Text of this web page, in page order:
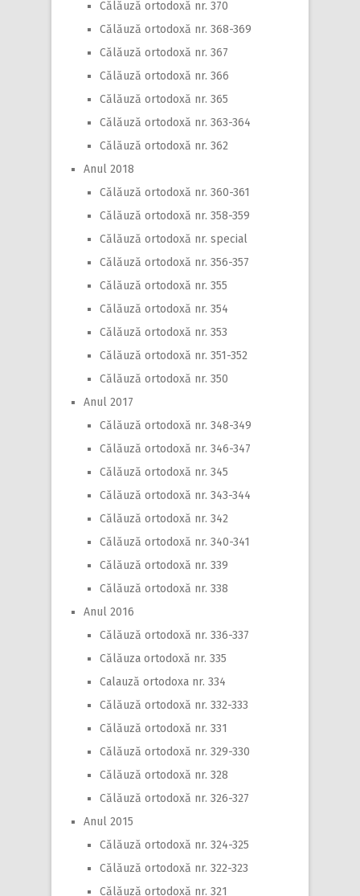
Călăuză ortodoxă nr. 370
Călăuză ortodoxă nr. 368-369
Călăuză ortodoxă nr. 367
Călăuză ortodoxă nr. 366
Călăuză ortodoxă nr. 365
Călăuză ortodoxă nr. 363-364
Călăuză ortodoxă nr. 362
Anul 2018
Călăuză ortodoxă nr. 360-361
Călăuză ortodoxă nr. 358-359
Călăuză ortodoxă nr. special
Călăuză ortodoxă nr. 356-357
Călăuză ortodoxă nr. 355
Călăuză ortodoxă nr. 354
Călăuză ortodoxă nr. 353
Călăuză ortodoxă nr. 351-352
Călăuză ortodoxă nr. 350
Anul 2017
Călăuză ortodoxă nr. 348-349
Călăuză ortodoxă nr. 346-347
Călăuză ortodoxă nr. 345
Călăuză ortodoxă nr. 343-344
Călăuză ortodoxă nr. 342
Călăuză ortodoxă nr. 340-341
Călăuză ortodoxă nr. 339
Călăuză ortodoxă nr. 338
Anul 2016
Călăuză ortodoxă nr. 336-337
Călăuza ortodoxă nr. 335
Calauză ortodoxa nr. 334
Călăuză ortodoxă nr. 332-333
Călăuză ortodoxă nr. 331
Călăuză ortodoxă nr. 329-330
Călăuză ortodoxă nr. 328
Călăuză ortodoxă nr. 326-327
Anul 2015
Călăuză ortodoxă nr. 324-325
Călăuză ortodoxă nr. 322-323
Călăuză ortodoxă nr. 321